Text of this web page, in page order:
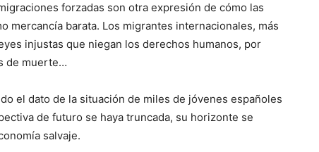
forzadas son otra expresión de cómo las
mercancía barata. Los migrantes internacionales, más
injustas que niegan los derechos humanos, por
de muerte…
el dato de la situación de miles de jóvenes españoles
de futuro se haya truncada, su horizonte se
salvaje.